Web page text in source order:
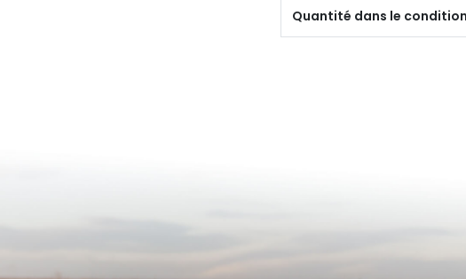
Quantité dans le